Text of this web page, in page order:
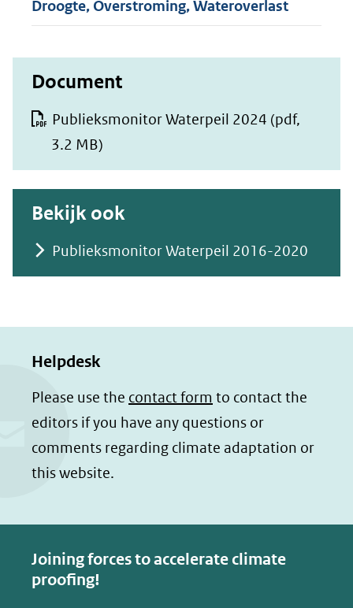
Droogte, Overstroming, Wateroverlast
Document
Publieksmonitor Waterpeil 2024 (pdf,
3.2 MB)
Bekijk ook
Publieksmonitor Waterpeil 2016-2020
Helpdesk
Please use the contact form to contact the
editors if you have any questions or
comments regarding climate adaptation or
this website.
Joining forces to accelerate climate
proofing!